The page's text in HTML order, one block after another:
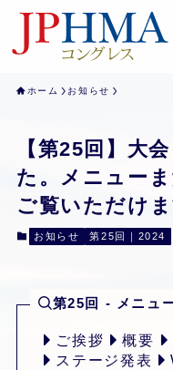
ホーム お知らせ
【第25回】大
た。メニュー
ご覧いただけま
お知らせ 第25回｜2024
第25回 - メニュ
ご挨拶 概要
ステージ発表